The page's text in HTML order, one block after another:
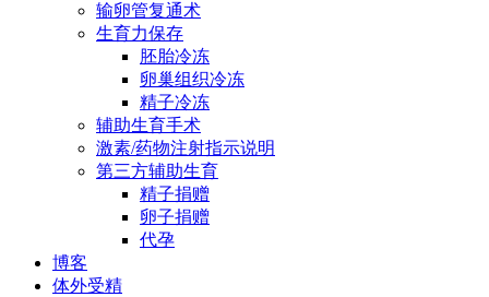
输卵管复通术
生育力保存
胚胎冷冻
卵巢组织冷冻
精子冷冻
辅助生育手术
激素/药物注射指示说明
第三方辅助生育
精子捐赠
卵子捐赠
代孕
博客
体外受精